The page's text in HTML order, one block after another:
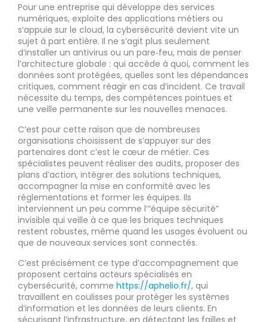
Pour une entreprise qui développe des services
numériques, exploite des applications métiers ou
s’appuie sur le cloud, la cybersécurité devient vite un
sujet à part entière. Il ne s’agit plus seulement
d’installer un antivirus ou un pare‑feu, mais de penser
l’architecture globale : qui accède à quoi, comment les
données sont protégées, quelles sont les dépendances
critiques, comment réagir en cas d’incident. Ce travail
nécessite du temps, des compétences pointues et
une veille permanente sur les nouvelles menaces.
C’est pour cette raison que de nombreuses
organisations choisissent de s’appuyer sur des
partenaires dont c’est le cœur de métier. Ces
spécialistes peuvent réaliser des audits, proposer des
plans d’action, intégrer des solutions techniques,
accompagner la mise en conformité avec les
réglementations et former les équipes. Ils
interviennent un peu comme l’“équipe sécurité”
invisible qui veille à ce que les briques techniques
restent robustes, même quand les usages évoluent ou
que de nouveaux services sont connectés.
C’est précisément ce type d’accompagnement que
proposent certains acteurs spécialisés en
cybersécurité, comme https://aphelio.fr/, qui
travaillent en coulisses pour protéger les systèmes
d’information et les données de leurs clients. En
sécurisant l’infrastructure, en détectant les failles et